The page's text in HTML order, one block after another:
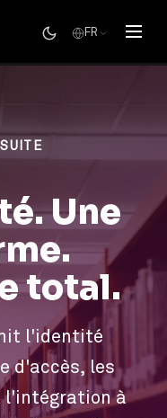
FR
Une
total.
l'identité
d'accès, les
l'intégration à